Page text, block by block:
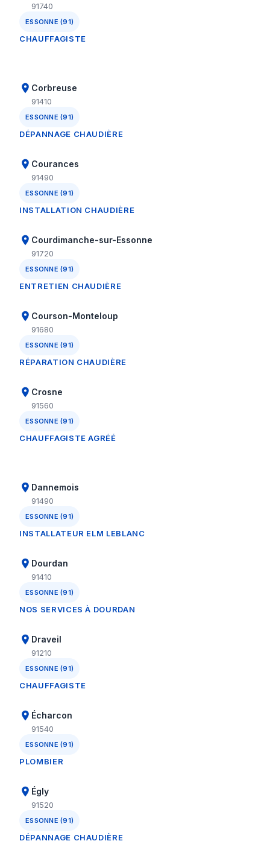
91740
ESSONNE (91)
CHAUFFAGISTE
Corbreuse
91410
ESSONNE (91)
DÉPANNAGE CHAUDIÈRE
Courances
91490
ESSONNE (91)
INSTALLATION CHAUDIÈRE
Courdimanche-sur-Essonne
91720
ESSONNE (91)
ENTRETIEN CHAUDIÈRE
Courson-Monteloup
91680
ESSONNE (91)
RÉPARATION CHAUDIÈRE
Crosne
91560
ESSONNE (91)
CHAUFFAGISTE AGRÉÉ
Dannemois
91490
ESSONNE (91)
INSTALLATEUR ELM LEBLANC
Dourdan
91410
ESSONNE (91)
NOS SERVICES À DOURDAN
Draveil
91210
ESSONNE (91)
CHAUFFAGISTE
Écharcon
91540
ESSONNE (91)
PLOMBIER
Égly
91520
ESSONNE (91)
DÉPANNAGE CHAUDIÈRE